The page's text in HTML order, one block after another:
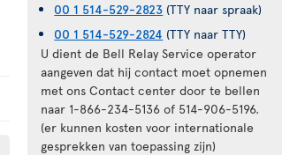
00 1 514-529-2823 (TTY naar spraak)
00 1 514-529-2824 (TTY naar TTY)
U dient de Bell Relay Service operator
aangeven dat hij contact moet opnemen
met ons Contact center door te bellen
naar 1-866-234-5136 of 514-906-5196.
(er kunnen kosten voor internationale
gesprekken van toepassing zijn)